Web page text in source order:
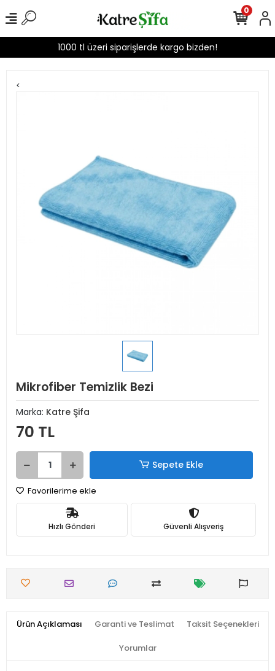
1000 tl üzeri siparişlerde kargo bizden!
0
<
Mikrofiber Temizlik Bezi
Marka: Katre Şifa
70 TL
Sepete Ekle
Favorilerime ekle
Hızlı Gönderi Güvenli Alışveriş
Ürün Açıklaması Garanti ve Teslimat Taksit Seçenekleri
Yorumlar